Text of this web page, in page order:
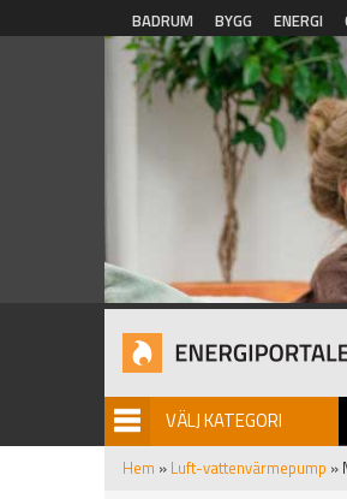
Hoppa till huvudinnehåll
BADRUM BYGG ENERGI
VÄLJ KATEGORI
Hem » Luft-vattenvärmepump »